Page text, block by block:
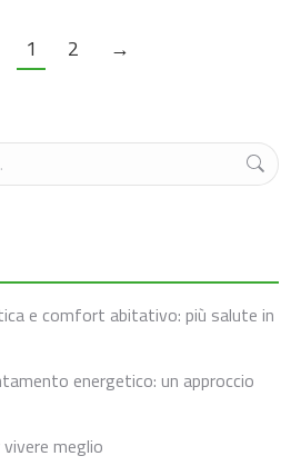
1 2 →
e comfort abitativo: più salute in
energetico: un approccio
meglio